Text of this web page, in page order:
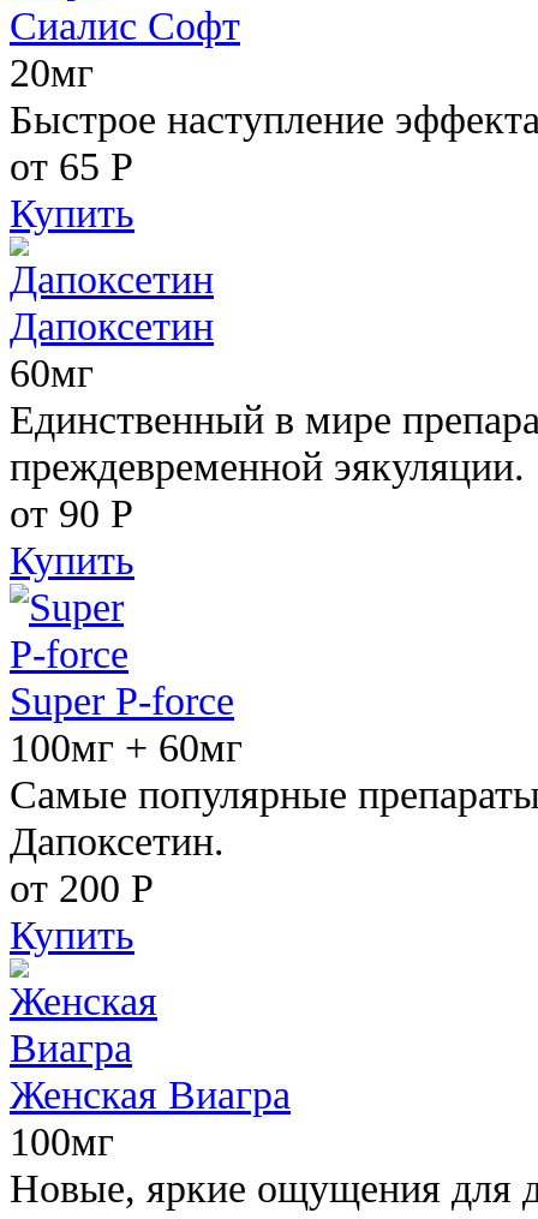
Сиалис Софт
20мг
Быстрое наступление
от 65 Р
Купить
Дапоксетин
60мг
Единственный в мире
преждевременной эякуляции.
от 90 Р
Купить
Super P-force
100мг + 60мг
Самые популярные
Дапоксетин.
от 200 Р
Купить
Женская Виагра
100мг
Новые, яркие ощущения для